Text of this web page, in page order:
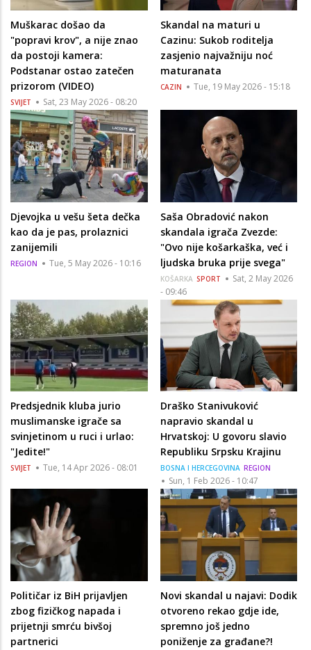
Muškarac došao da
"popravi krov", a nije znao
da postoji kamera:
Podstanar ostao zatečen
prizorom (VIDEO)
SVIJET Sat, 23 May 2026 - 08:20
Skandal na maturi u
Cazinu: Sukob roditelja
zasjenio najvažniju noć
maturanata
CAZIN Tue, 19 May 2026 - 15:18
Djevojka u vešu šeta dečka
kao da je pas, prolaznici
zanijemili
REGION Tue, 5 May 2026 - 10:16
Saša Obradović nakon
skandala igrača Zvezde:
"Ovo nije košarkaška, već i
ljudska bruka prije svega"
KOŠARKA SPORT
Sat, 2 May 2026
- 09:46
Predsjednik kluba jurio
muslimanske igrače sa
svinjetinom u ruci i urlao:
"Jedite!"
SVIJET Tue, 14 Apr 2026 - 08:01
Draško Stanivuković
napravio skandal u
Hrvatskoj: U govoru slavio
Republiku Srpsku Krajinu
BOSNA I HERCEGOVINA REGION
Sun, 1 Feb 2026 - 10:47
Političar iz BiH prijavljen
zbog fizičkog napada i
prijetnji smrću bivšoj
partnerici
Novi skandal u najavi: Dodik
otvoreno rekao gdje ide,
spremno još jedno
poniženje za građane?!